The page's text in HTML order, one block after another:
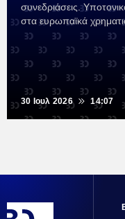
συνεδριάσεις.
στα ευρωπαϊκά
30 Ιουλ 2026 14:07